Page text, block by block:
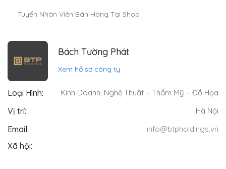
Tuyển Nhân Viên Bán Hàng Tại Shop
Bách Tường Phát
Xem hồ sơ công ty
Loại Hình: Kinh Doanh Nghệ Thuật – Thẩm Mỹ – Đồ Họa
Vị trí: Hà Nội
Email: info@btpholdings.vn
Xã hội: